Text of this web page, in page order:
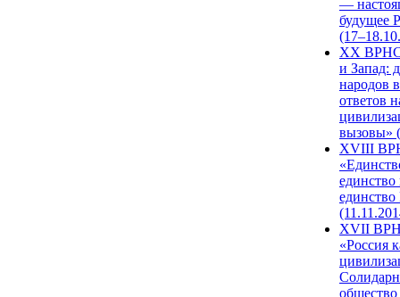
—
будущее
XX ВРНС
и Запад:
народов
ответов
вызовы»
XVIII
единство
единство
XVII
«Россия